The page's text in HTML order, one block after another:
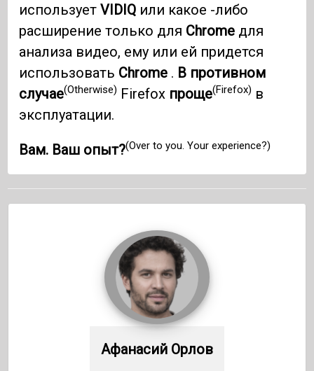
используетVIDIQ или какое -либо
расширение только для Chrome для
анализа видео, ему или ей придется
использовать Chrome . В противном
случае(Otherwise) Firefox проще(Firefox) в
эксплуатации.
Вам. Ваш опыт?(Over to you. Your experience?)
Афанасий Орлов